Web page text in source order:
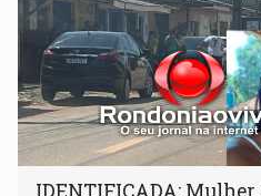
IDENTIFICADA: